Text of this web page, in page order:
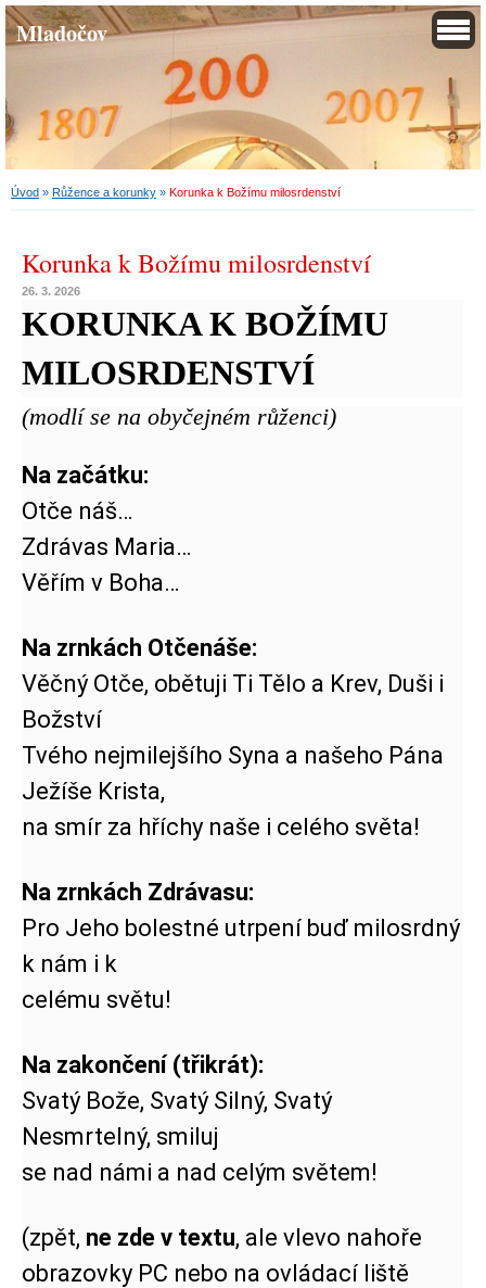
Mladočov
Úvod » Růžence a korunky » Korunka k Božímu milosrdenství
Korunka k Božímu milosrdenství
26. 3. 2026
KORUNKA K BOŽÍMU
MILOSRDENSTVÍ
(modlí se na obyčejném růženci)
Na začátku:
Otče náš…
Zdrávas Maria…
Věřím v Boha…
Na zrnkách Otčenáše:
Věčný Otče, obětuji Ti Tělo a Krev, Duši i
Božství
Tvého nejmilejšího Syna a našeho Pána
Ježíše Krista,
na smír za hříchy naše i celého světa!
Na zrnkách Zdrávasu:
Pro Jeho bolestné utrpení buď milosrdný
k nám i k
celému světu!
Na zakončení (třikrát):
Svatý Bože, Svatý Silný, Svatý
Nesmrtelný, smiluj
se nad námi a nad celým světem!
(zpět, ne zde v textu, ale vlevo nahoře
obrazovky PC nebo na ovládací liště